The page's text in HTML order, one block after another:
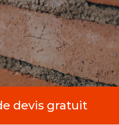
devis gratuit